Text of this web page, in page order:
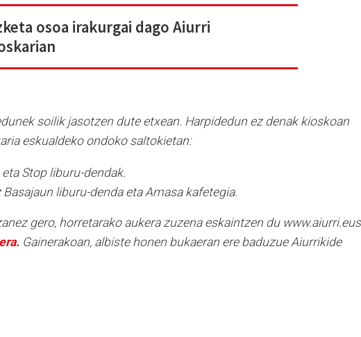
osoa irakurgai dago Aiurri
soilik jasotzen dute etxean. Harpidedun ez denak kioskoan
eskualdeko ondoko saltokietan:
eta Stop liburu-dendak.
Basajaun liburu-denda eta Amasa kafetegia.
gero, horretarako aukera zuzena eskaintzen du www.aiurri.eus
Gainerakoan, albiste honen bukaeran ere baduzue Aiurrikide